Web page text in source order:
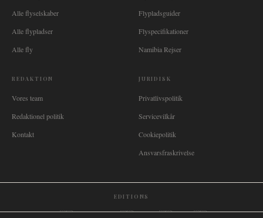
Alle flyselskaber
Alle flypladser
Alle fly
Flypladsguider
Flyspecifikationer
Namibia Rejser
REDAKTION
Vores team
Redaktionel politik
Kontakt
JURIDISK
Privatlivspolitik
Servicevilkår
Cookiepolitik
Ansvarsfraskrivelse
EDITIONS
🌐 International🇬🇧 United Kingdom🇦🇺 Australia🇨🇦 Canada🇳🇿 New Zealand